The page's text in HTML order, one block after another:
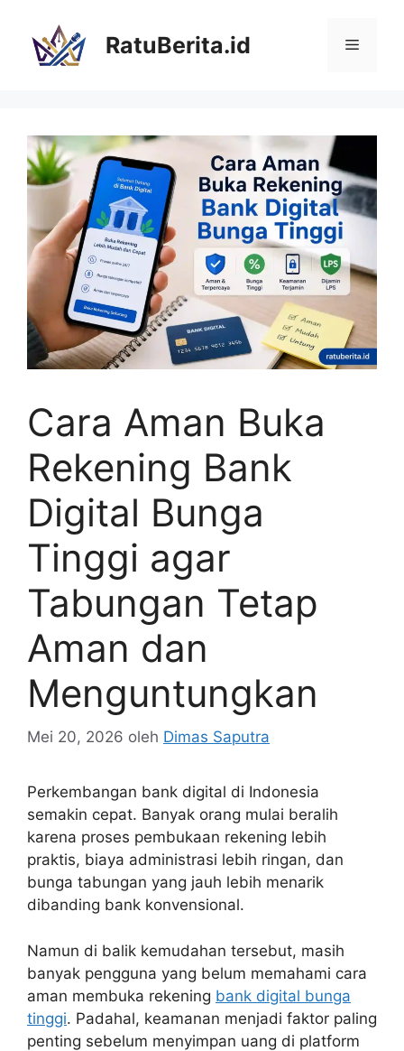
RatuBerita.id Menu
Cara Aman Buka
Rekening Bank
Digital Bunga
Tinggi agar
Tabungan Tetap
Aman dan
Menguntungkan
Mei 20, 2026 oleh Dimas Saputra
Perkembangan bank digital di Indonesia
semakin cepat. Banyak orang mulai beralih
karena proses pembukaan rekening lebih
praktis, biaya administrasi lebih ringan, dan
bunga tabungan yang jauh lebih menarik
dibanding bank konvensional.
Namun di balik kemudahan tersebut, masih
banyak pengguna yang belum memahami cara
aman membuka rekening bank digital bunga
tinggi. Padahal, keamanan menjadi faktor paling
penting sebelum menyimpan uang di platform